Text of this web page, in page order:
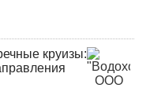
круизы: